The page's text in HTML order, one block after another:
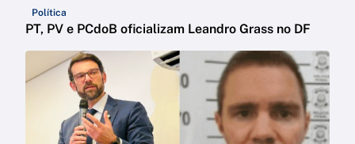
Política
PT, PV e PCdoB oficializam Leandro Grass no DF